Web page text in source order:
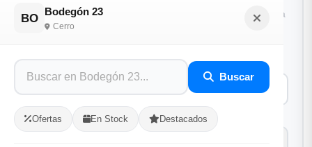
BO
Bodegón 23
Cerro
Buscar
Ofertas En Stock Destacados
1 Ubicacion Entrega
MUNICIPIO